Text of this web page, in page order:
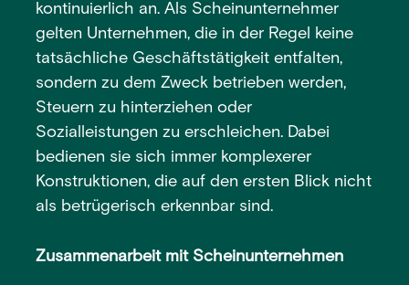
kontinuierlich an. Als Scheinunternehmer
gelten Unternehmen, die in der Regel keine
tatsächliche Geschäftstätigkeit entfalten,
sondern zu dem Zweck betrieben werden,
Steuern zu hinterziehen oder
Sozialleistungen zu erschleichen. Dabei
bedienen sie sich immer komplexerer
Konstruktionen, die auf den ersten Blick nicht
als betrügerisch erkennbar sind.
Zusammenarbeit mit Scheinunternehmen